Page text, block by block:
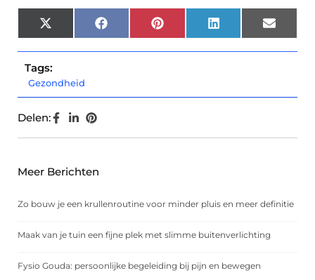
X
(Twitter)
Facebook Pinterest LinkedIn Email
Tags:
Gezondheid
Delen:
Meer Berichten
Zo bouw je een krullenroutine voor minder pluis en meer definitie
Maak van je tuin een fijne plek met slimme buitenverlichting
Fysio Gouda: persoonlijke begeleiding bij pijn en bewegen